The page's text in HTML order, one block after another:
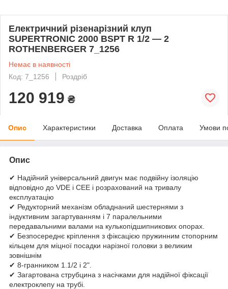
Електричний різенарізний клуп
SUPERTRONIC 2000 BSPT R 1/2 — 2
ROTHENBERGER 7_1256
Немає в наявності
Код: 7_1256
Роздріб
120 919 ₴
Опис Характеристики Доставка Оплата Умови
Опис
✔ Надійний універсальний двигун має подвійну ізоляцію
відповідно до VDE і CEE і розрахований на тривалу
експлуатацію
✔ Редукторний механізм обладнаний шестернями з
індуктивним загартуванням і 7 паралельними
передавальними валами на кулькопідшипникових опорах.
✔ Безпосереднє кріплення з фіксацією пружинним стопорним
кільцем для міцної посадки нарізної головки з великим
зовнішнім
✔ 8-гранником 1.1/2 і 2".
✔ Загартована струбцина з насічками для надійної фіксації
електроклепу на трубі.